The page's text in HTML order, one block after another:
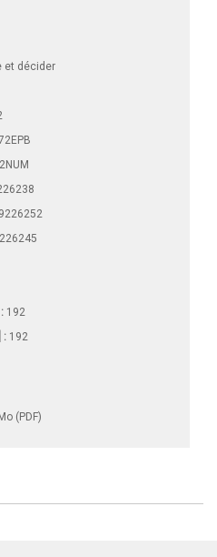
et décider
192
: 192
(PDF)